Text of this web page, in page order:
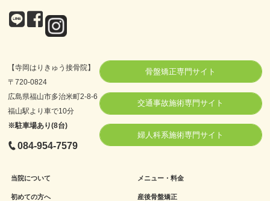
【寺岡はりきゅう接骨院】
〒720-0824
広島県福山市多治米町2-8-6
福山駅より車で10分
※駐車場あり(8台)
084-954-7579
骨盤矯正専門サイト
交通事故施術専門サイト
婦人科系施術専門サイト
当院について
初めての方へ
メニュー・料金
産後骨盤矯正